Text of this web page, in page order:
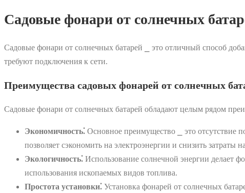
Садовые фонари от солнечных
Садовые фонари от солнечных батарей ⎯ это отличный способ
требуют подключения к сети.
Преимущества садовых фонарей от солнечных
Садовые фонари от солнечных батарей обладают целым рядом
Экономичность⁚ Основное преимущество ⎯ это отсутствие
позволяет сэкономить на электроэнергии и снизить затраты
Экологичность⁚ Использование солнечной энергии делает
использования ископаемых видов топлива.
Простота установки⁚ Установка фонарей от солнечных